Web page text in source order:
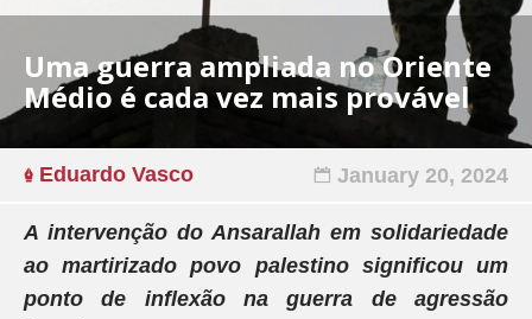
Uma guerra ampliada no Oriente
Médio é cada vez mais provável
Eduardo Vasco January 20, 2024
A intervenção do Ansarallah em solidariedade
ao martirizado povo palestino significou um
ponto de inflexão na guerra de agressão